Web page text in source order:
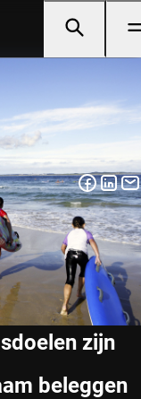
zijn
beleggen